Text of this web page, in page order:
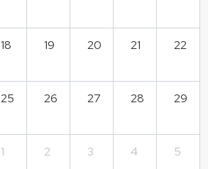
18 19 20 21 22
25 26 27 28 29
1 2 3 4 5